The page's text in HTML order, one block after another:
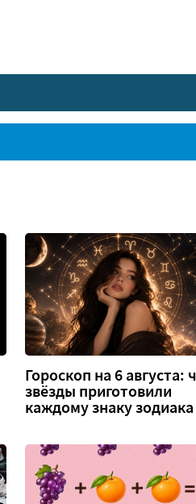
Гороскоп на 6 августа:
звёзды приготовили
каждому знаку зодиака